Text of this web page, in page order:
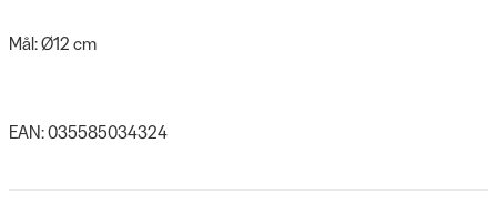
Mål: Ø12 cm
EAN: 035585034324